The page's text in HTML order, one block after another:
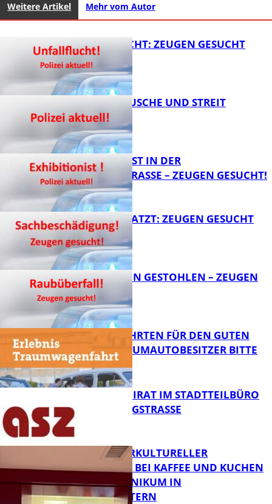
Weitere Artikel Mehr vom Autor
UNFALLFLUCHT: ZEUGEN GESUCHT
KNALLGERÄUSCHE UND STREIT
EXHIBITIONIST IN DER
VELMANNSTRASSE – ZEUGEN GESUCHT!
AUTO ZERKRATZT: ZEUGEN GESUCHT
FB News
TEURE KETTEN GESTOHLEN – ZEUGEN
GESUCHT!
FB News
SPENDENFAHRTEN FÜR DEN GUTEN
ZWECK – TRAUMAUTOBESITZER BITTE
MELDEN!
FB News
SENIORENBEIRAT IM STADTTEILBÜRO
IN DER KÖNIGSTRASSE
NEUER INTERKULTURELLER
TREFFPUNKT BEI KAFFEE UND KUCHEN
IM PFALZKLINIKUM IN
KAISERSLAUTERN